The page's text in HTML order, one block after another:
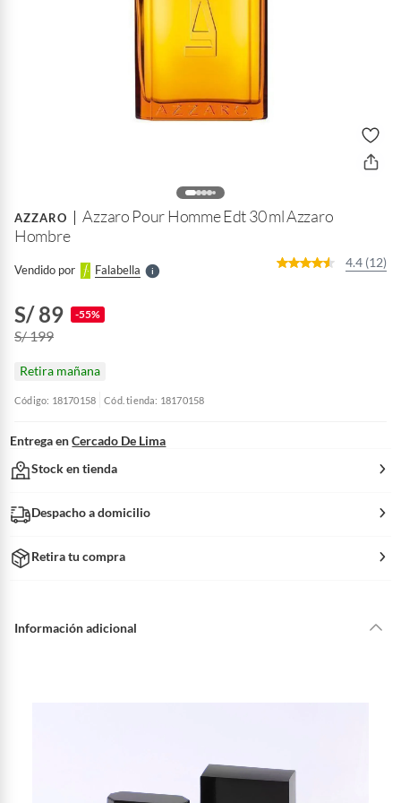
AZZARO
Azzaro Pour Homme Edt 30 ml Azzaro
Hombre
Vendido por FalabellaS
e
4.4 (12)
S/ 89 -55%
S/ 199
Retira mañana
Código: 18170158 Cód. tienda: 18170158
Entrega en Cercado De Lima
Stock en tienda
Despacho a domicilio
Retira tu compra
Información adicional